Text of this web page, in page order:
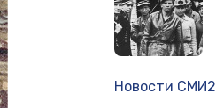
Новости СМИ2